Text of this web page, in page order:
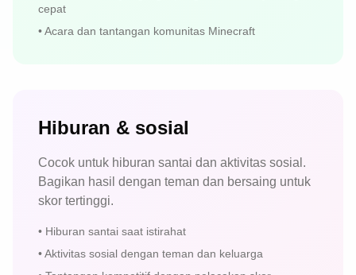
cepat
•Acara dan tantangan komunitas Minecraft
Hiburan & sosial
Cocok untuk hiburan santai dan aktivitas sosial.
Bagikan hasil dengan teman dan bersaing untuk
skor tertinggi.
• Hiburan santai saat istirahat
•Aktivitas sosial dengan teman dan keluarga